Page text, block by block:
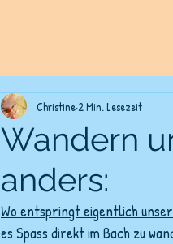
Wandern
anders:
Christine 2 Min. Lesezeit
Wo entspringt eigentlich
es Spass direkt im Bach zu